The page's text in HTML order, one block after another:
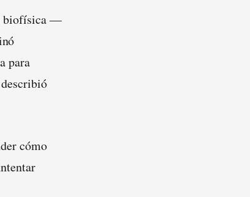
biofísica —
para
cómo